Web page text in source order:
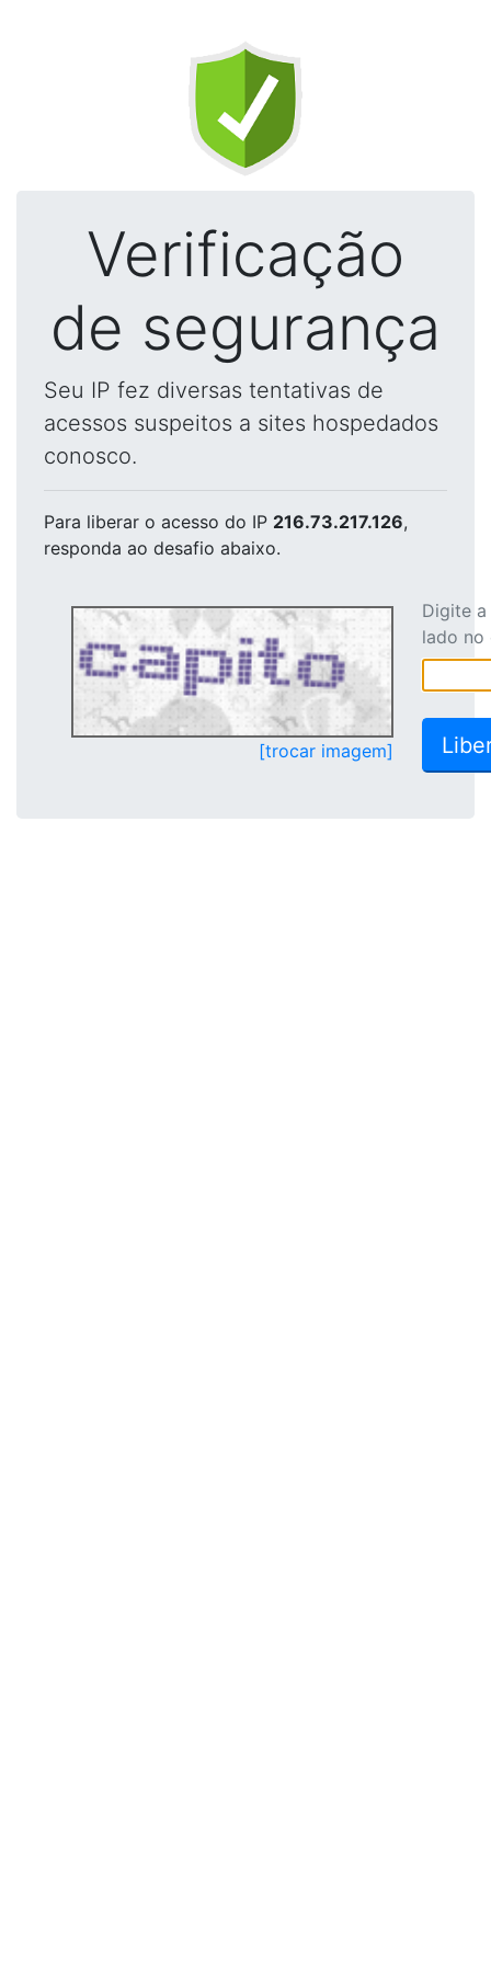
Verificação
de segurança
Seu IP fez diversas tentativas de
acessos suspeitos a sites hospedados
conosco.
Para liberar o acesso do IP 216.73.217.126,
responda ao desafio abaixo.
[trocar imagem]
Digite
lado no